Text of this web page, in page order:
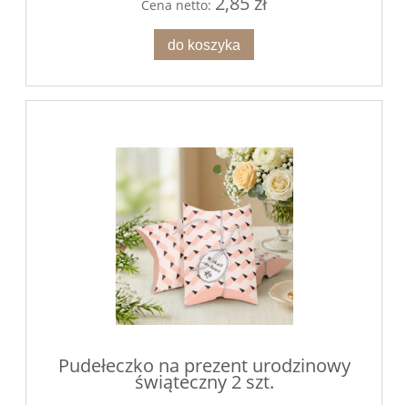
Cena netto:
do koszyka
Pudełeczko na prezent urodzinowy
świąteczny 2 szt.